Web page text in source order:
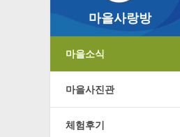
마을사랑방
마을소식
마을사진관
체험후기